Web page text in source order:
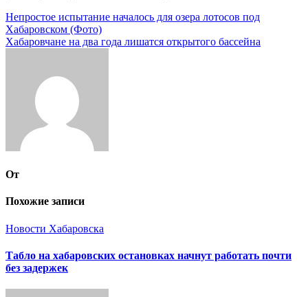
Навигация
по
Непростое испытание началось для озера лотосов под
Хабаровском (Фото)
Хабаровчане на два года лишатся открытого бассейна
От
Похожие записи
Новости Хабаровска
Табло на хабаровских остановках начнут работать почти
без задержек